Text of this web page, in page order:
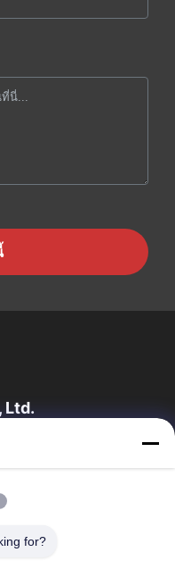
Ltd.
กับเรา
ควบคุมคุณภาพ
for?